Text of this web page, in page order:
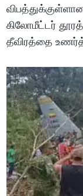
கிலோமீட்டர்
தீவிரத்தை